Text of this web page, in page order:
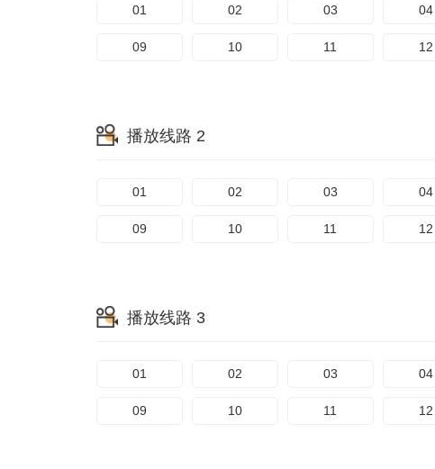
01 02 03 04
09 10 11 12
播放线路 2
01 02 03 04
09 10 11 12
播放线路 3
01 02 03 04
09 10 11 12